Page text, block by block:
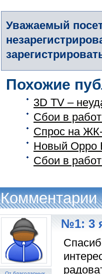
Уважаемый
Похожие
3D TV –
Сбои в
Спрос на
Новый Oppo
Сбои в
Комментарии
№1: 3